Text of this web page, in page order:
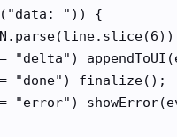
")) {
"delta")
"done") finalize();
"error")